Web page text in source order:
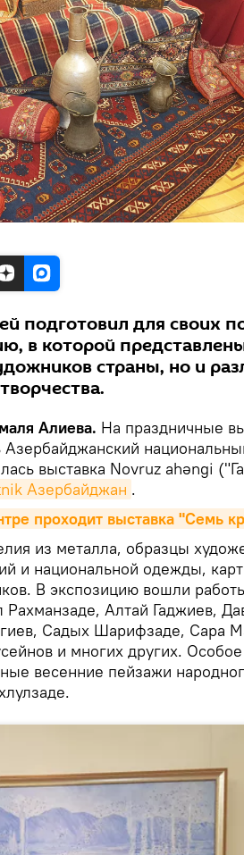
подготовил для своих
в которой
страны, но и
Алиева. На праздничные
выставка Novruz ahəngi
Азербайджан .
проходит выставка "Семь
из металла, образцы
и национальной одежды,
В экспозицию вошли
Рахманзаде, Алтай Гаджиев,
Садых Шарифзаде, Сара
и многих других.
весенние пейзажи